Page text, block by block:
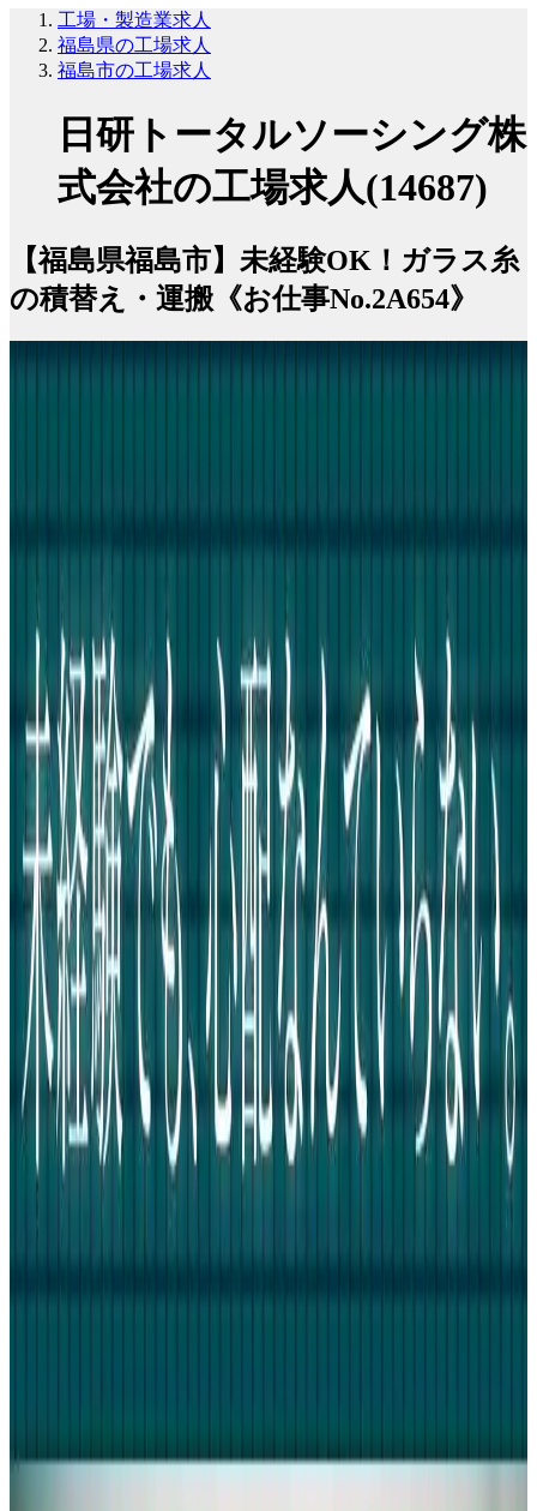
工場・製造業求人
福島県の工場求人
福島市の工場求人
日研トータルソーシング株
式会社の工場求人(14687)
【福島県福島市】未経験OK！ガラス糸
の積替え・運搬《お仕事No.2A654》